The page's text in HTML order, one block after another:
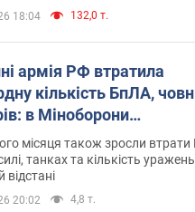
18:04 132,0 т.
армія РФ втратила
кількість БпЛА,
в Міноборони
статистику
місяця також зросли втрати
танках та кількість
відстані
20:02 4,8 т.